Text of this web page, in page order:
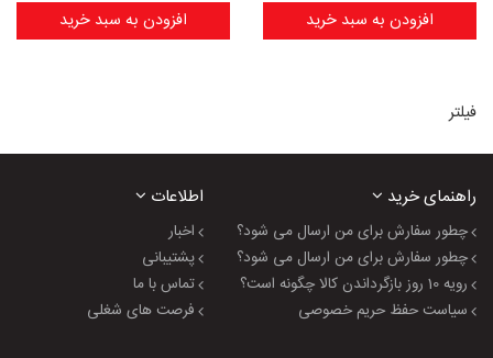
افزودن به سبد خرید
افزودن به سبد خرید
فیلتر
راهنمای خرید
چطور سفارش برای من ارسال می شود؟
چطور سفارش برای من ارسال می شود؟
رویه 10 روز بازگرداندن کالا چگونه است؟
سیاست حفظ حریم خصوصی
اطلاعات
اخبار
پشتیبانی
تماس با ما
فرصت های شغلی